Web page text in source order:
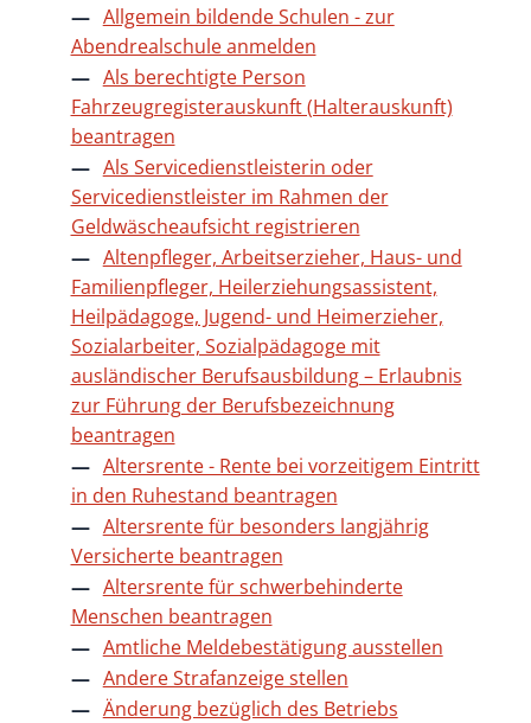
Allgemein bildende Schulen - zur
Abendrealschule anmelden
Als berechtigte Person
Fahrzeugregisterauskunft (Halterauskunft)
beantragen
Als Servicedienstleisterin oder
Servicedienstleister im Rahmen der
Geldwäscheaufsicht registrieren
Altenpfleger, Arbeitserzieher, Haus- und
Familienpfleger, Heilerziehungsassistent,
Heilpädagoge, Jugend- und Heimerzieher,
Sozialarbeiter, Sozialpädagoge mit
ausländischer Berufsausbildung – Erlaubnis
zur Führung der Berufsbezeichnung
beantragen
Altersrente - Rente bei vorzeitigem Eintritt
in den Ruhestand beantragen
Altersrente für besonders langjährig
Versicherte beantragen
Altersrente für schwerbehinderte
Menschen beantragen
Amtliche Meldebestätigung ausstellen
Andere Strafanzeige stellen
Änderung bezüglich des Betriebs